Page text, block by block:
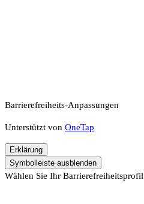
Barrierefreiheits-Anpassungen
Unterstützt von OneTap
Erklärung
Symbolleiste ausblenden
Wählen Sie Ihr Barrierefreiheitsprofil